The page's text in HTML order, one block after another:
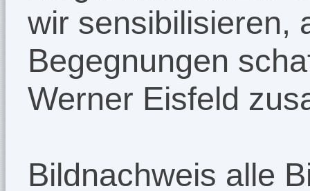
wir sensibilisieren,
Begegnungen
Werner Eisfeld
Bildnachweis alle